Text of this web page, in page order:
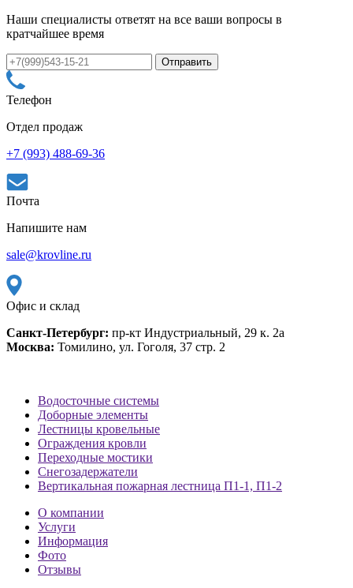
Наши специалисты ответят на все ваши вопросы в
кратчайшее время
Телефон
Отдел продаж
+7 (993) 488-69-36
Почта
Напишите нам
sale@krovline.ru
Офис и склад
Санкт-Петербург: пр-кт Индустриальный, 29 к. 2а
Москва: Томилино, ул. Гоголя, 37 стр. 2
Водосточные системы
Доборные элементы
Лестницы кровельные
Ограждения кровли
Переходные мостики
Снегозадержатели
Вертикальная пожарная лестница П1-1, П1-2
О компании
Услуги
Информация
Фото
Отзывы